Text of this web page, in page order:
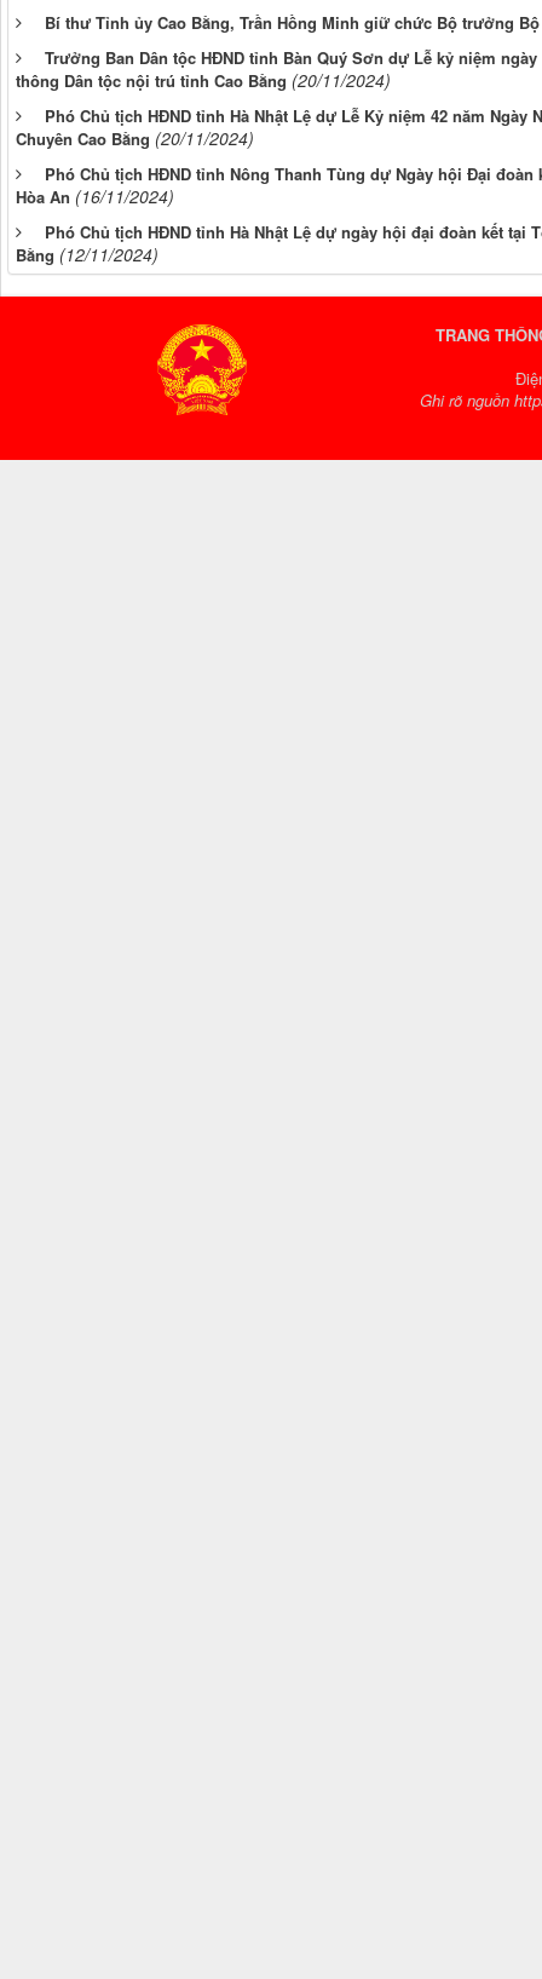
Bí thư Tỉnh ủy Cao Bằng, Trần Hồng Minh giữ chức Bộ trưởng
Trưởng Ban Dân tộc HĐND tỉnh Bàn Quý Sơn dự Lễ kỷ niệm
thông Dân tộc nội trú tỉnh Cao Bằng (20/11/2024)
Phó Chủ tịch HĐND tỉnh Hà Nhật Lệ dự Lễ Kỷ niệm 42 năm Ngày
Chuyên Cao Bằng (20/11/2024)
Phó Chủ tịch HĐND tỉnh Nông Thanh Tùng dự Ngày hội Đại đoàn
Hòa An (16/11/2024)
Phó Chủ tịch HĐND tỉnh Hà Nhật Lệ dự ngày hội đại đoàn kết tại
Bằng (12/11/2024)
TRANG
Ghi rõ nguồn